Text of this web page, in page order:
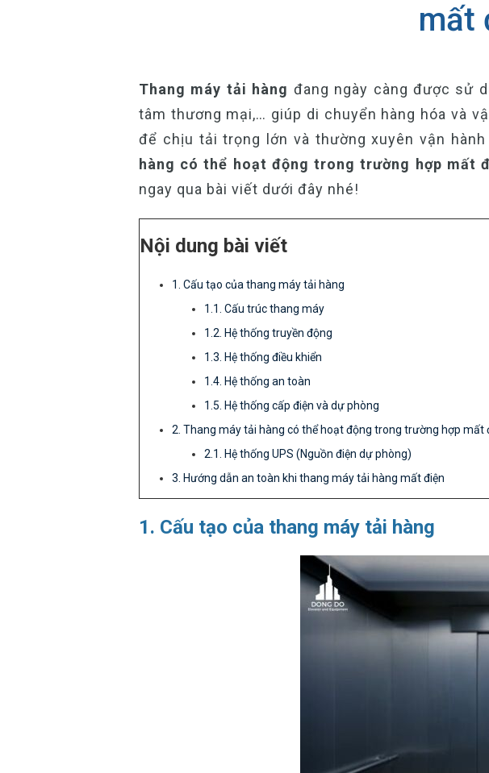
mất
Thang máy tải hàng đang ngày càng được sử
tâm thương mại,… giúp di chuyển hàng hóa và
để chịu tải trọng lớn và thường xuyên vận
hàng có thể hoạt động trong trường hợp mất
ngay qua bài viết dưới đây nhé!
Nội dung bài viết
1. Cấu tạo của thang máy tải hàng
1.1. Cấu trúc thang máy
1.2. Hệ thống truyền động
1.3. Hệ thống điều khiển
1.4. Hệ thống an toàn
1.5. Hệ thống cấp điện và dự phòng
2. Thang máy tải hàng có thể hoạt động trong trường hợp mất
2.1. Hệ thống UPS (Nguồn điện dự phòng)
3. Hướng dẫn an toàn khi thang máy tải hàng mất điện
1. Cấu tạo của thang máy tải hàng